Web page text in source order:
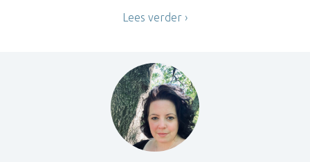
Lees verder